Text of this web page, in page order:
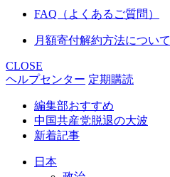
FAQ（よくあるご質問）
月額寄付解約方法について
CLOSE
ヘルプセンター 定期購読
編集部おすすめ
中国共産党脱退の大波
新着記事
日本